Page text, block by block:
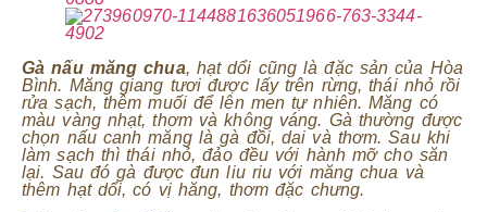
Gà nấu măng chua, hạt dổi cũng là đặc sản của Hòa
Bình. Măng giang tươi được lấy trên rừng, thái nhỏ rồi
rửa sạch, thêm muối để lên men tự nhiên. Măng có
màu vàng nhạt, thơm và không váng. Gà thường được
chọn nấu canh măng là gà đồi, dai và thơm. Sau khi
làm sạch thì thái nhỏ, đảo đều với hành mỡ cho săn
lại. Sau đó gà được đun liu riu với măng chua và
thêm hạt dổi, có vị hăng, thơm đặc chưng.